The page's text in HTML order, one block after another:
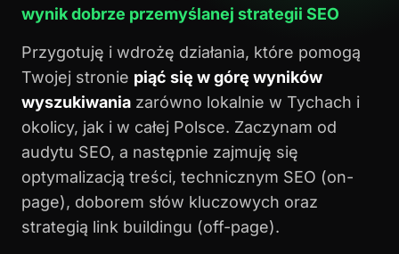
wynik dobrze przemyślanej strategii SEO
Przygotuję i wdrożę działania, które pomogą
Twojej stronie piąć się w górę wyników
wyszukiwania zarówno lokalnie w Tychach i
okolicy, jak i w całej Polsce. Zaczynam od
audytu SEO, a następnie zajmuję się
optymalizacją treści, technicznym SEO (on-
page), doborem słów kluczowych oraz
strategią link buildingu (off-page).